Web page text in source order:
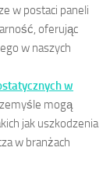
w postaci paneli
oferując
w naszych
w
mogą
jak uszkodzenia
w branżach